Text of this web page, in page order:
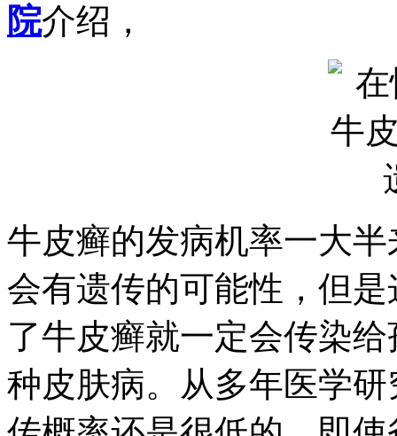
院介绍，
牛皮癣的发病机率一大
会有遗传的可能性，但
了牛皮癣就一定会传染
种皮肤病。从多年医学